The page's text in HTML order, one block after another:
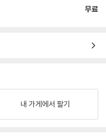
무료
내 가게에서 팔기